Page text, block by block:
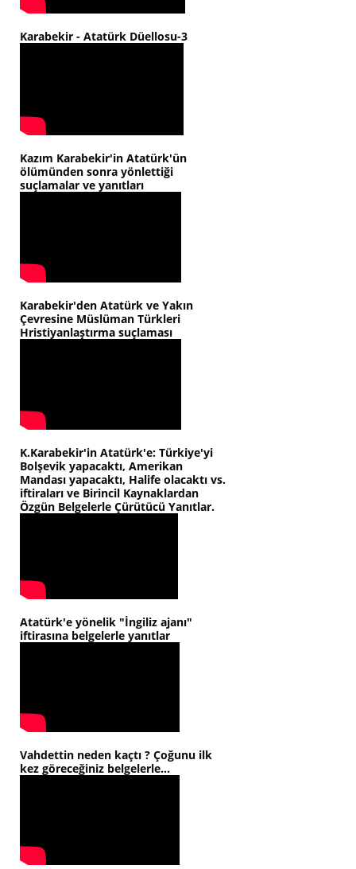
Karabekir - Atatürk Düellosu-3
Kazım Karabekir'in Atatürk'ün
ölümünden sonra yönlettiği
suçlamalar ve yanıtları
Karabekir'den Atatürk ve Yakın
Çevresine Müslüman Türkleri
Hristiyanlaştırma suçlaması
K.Karabekir'in Atatürk'e: Türkiye'yi
Bolşevik yapacaktı, Amerikan
Mandası yapacaktı, Halife olacaktı vs.
iftiraları ve Birincil Kaynaklardan
Özgün Belgelerle Çürütücü Yanıtlar.
Atatürk'e yönelik "İngiliz ajanı"
iftirasına belgelerle yanıtlar
Vahdettin neden kaçtı ? Çoğunu ilk
kez göreceğiniz belgelerle...